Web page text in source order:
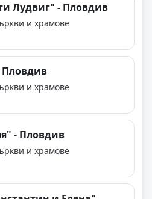
Лудвиг" - Пловдив
и храмове
Пловдив
и храмове
- Пловдив
и храмове